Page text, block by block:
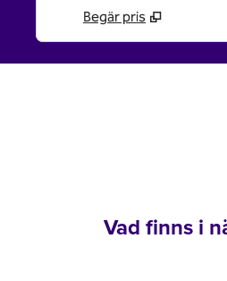
Begär pris
Vad finns i